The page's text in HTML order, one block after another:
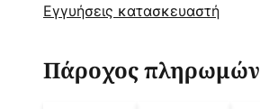
Εγγυήσεις κατασκευαστή
Πάροχος πληρωμών